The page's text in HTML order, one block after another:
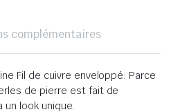
complémentaires
Fil de cuivre enveloppé: Parce
de pierre est fait de
un look unique.